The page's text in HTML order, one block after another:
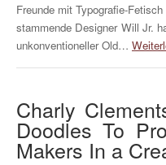
Freunde mit Typografie-
stammende Designer Will Jr.
unkonventioneller Old…
Charly
Doodles To
Makers In a